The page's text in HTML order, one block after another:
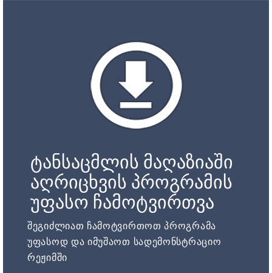
ტანსაცმლის მაღაზიაში
აღრიცხვის პროგრამის
უფასო ჩამოტვირთვა
შეგიძლიათ ჩამოტვირთოთ პროგრამა
უფასოდ და იმუშაოთ სადემონსტრაციო
რეჟიმში